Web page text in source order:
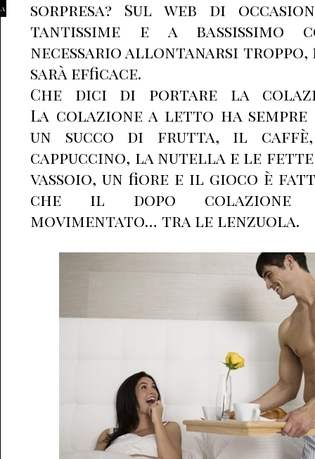
sorpresa? Sul web di
tantissime e a bassissimo
necessario allontanarsi troppo,
sarà efficace.
Che dici di portare la
La colazione a letto ha
un succo di frutta, il
cappuccino, la nutella e le
vassoio, un fiore e il gioco è
che il dopo colazione
movimentato… tra le lenzuola.